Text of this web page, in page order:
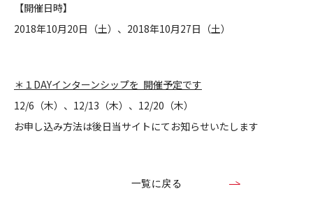
【開催日時】
2018年10月20日（土）、2018年10月27日（土）
＊１DAYインターンシップを 開催予定です
12/6（木）、12/13（木）、12/20（木）
お申し込み方法は後日当サイトにてお知らせいたします
一覧に戻る